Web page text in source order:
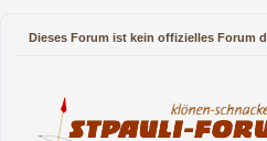
Dieses Forum ist kein offizielles Forum